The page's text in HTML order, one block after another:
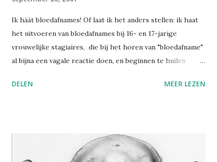
Ik hààt bloedafnames! Of laat ik het anders stellen: ik haat
het uitvoeren van bloedafnames bij 16- en 17-jarige
vrouwelijke stagiaires, die bij het horen van "bloedafname"
al bijna een vagale reactie doen, en beginnen te huilen
dat ze net ervoor een (ietwat) pijnlijke intradermotest
tienermeisjes is het dan nog niet altijd even evident om een
bloedvat te vinden. Als ik er niet direct in zit, waag ik me er
DELEN MEER LEZEN